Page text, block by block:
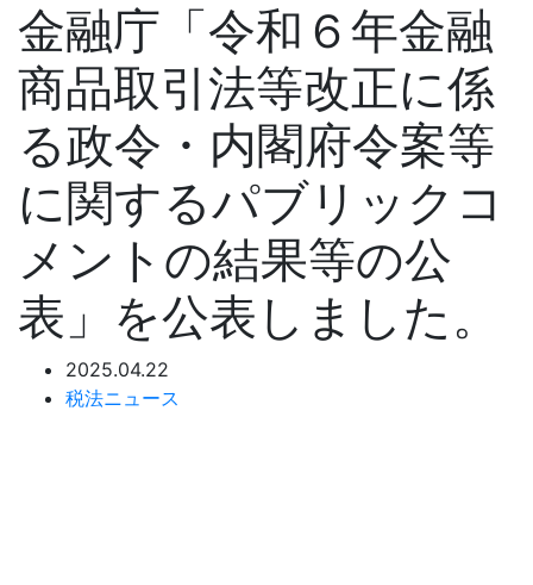
金融庁「令和６年金融
商品取引法等改正に係
る政令・内閣府令案等
に関するパブリックコ
メントの結果等の公
表」を公表しました。
2025.04.22
税法ニュース